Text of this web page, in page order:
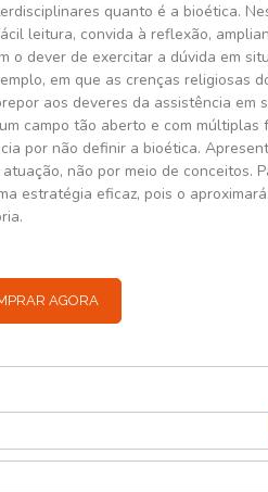
quanto é a bioética.
leitura, convida à reflexão,
o dever de exercitar a dúvida em
em que as crenças religiosas
aos deveres da assistência em
campo tão aberto e com múltiplas
por não definir a bioética.
não por meio de conceitos.
estratégia eficaz, pois o
AGORA